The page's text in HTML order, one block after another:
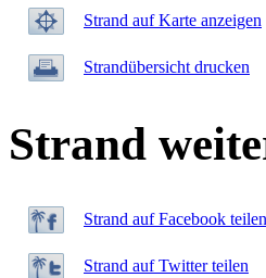
Strand auf Karte anzeigen
Strandübersicht drucken
Strand
Strand auf Facebook teilen
Strand auf Twitter teilen